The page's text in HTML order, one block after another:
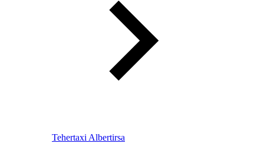
Tehertaxi Albertirsa